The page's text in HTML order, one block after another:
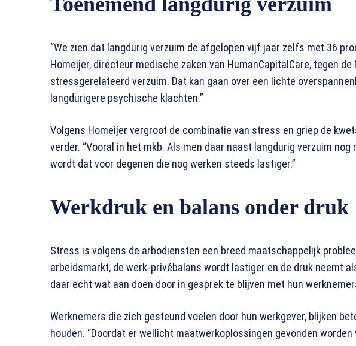
“We zien dat langdurig verzuim de afgelopen vijf jaar zelfs met 36
Homeijer, directeur medische zaken van HumanCapitalCare, tegen de
stressgerelateerd verzuim. Dat kan gaan over een lichte
langdurigere psychische klachten.”
Volgens Homeijer vergroot de combinatie van stress en griep de
verder. “Vooral in het mkb. Als men daar naast langdurig verzuim
wordt dat voor degenen die nog werken steeds lastiger.”
Werkdruk en balans onder druk
Stress is volgens de arbodiensten een breed maatschappelijk
arbeidsmarkt, de werk-privébalans wordt lastiger en de druk neemt
daar echt wat aan doen door in gesprek te blijven met hun
Werknemers die zich gesteund voelen door hun werkgever, blijken
houden. “Doordat er wellicht maatwerkoplossingen gevonden worden